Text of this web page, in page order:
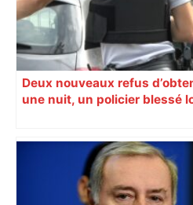
Deux nouveaux refus
une nuit, un policier blessé